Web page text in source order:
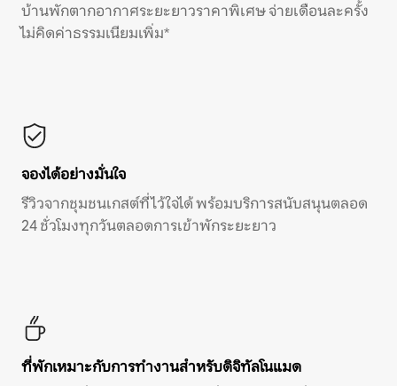
บ้านพักตากอากาศระยะยาวราคาพิเศษ จ่ายเดือนละครั้ง
ไม่คิดค่าธรรมเนียมเพิ่ม*
จองได้อย่างมั่นใจ
รีวิวจากชุมชนเกสต์ที่ไว้ใจได้ พร้อมบริการสนับสนุนตลอด
24 ชั่วโมงทุกวันตลอดการเข้าพักระยะยาว
ที่พักเหมาะกับการทำงานสำหรับดิจิทัลโนแมด